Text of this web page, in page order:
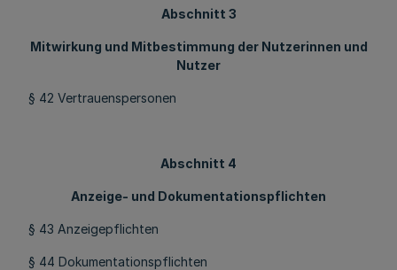
Abschnitt 3
Mitwirkung und Mitbestimmung der Nutzerinnen und
Nutzer
§ 42 Vertrauenspersonen
Abschnitt 4
Anzeige- und Dokumentationspflichten
§ 43 Anzeigepflichten
§ 44 Dokumentationspflichten